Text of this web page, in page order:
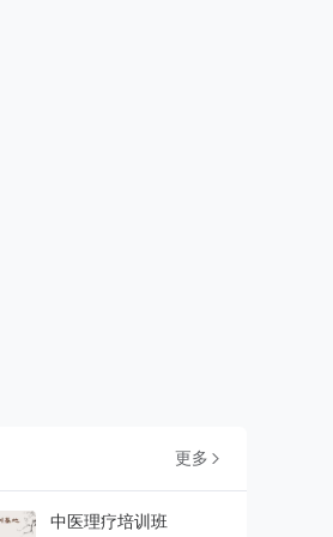
更多 
中医理疗培训班